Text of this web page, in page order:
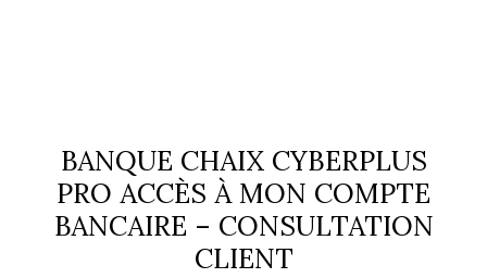
BANQUE CHAIX CYBERPLUS
PRO ACCÈS À MON COMPTE
BANCAIRE – CONSULTATION
CLIENT